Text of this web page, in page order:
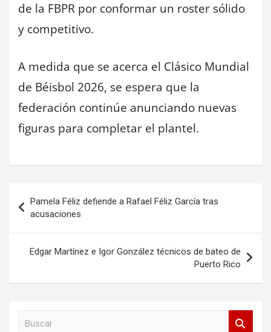
de la FBPR por conformar un roster sólido
y competitivo.
A medida que se acerca el Clásico Mundial
de Béisbol 2026, se espera que la
federación continúe anunciando nuevas
figuras para completar el plantel.
Navegación
de
entradas
Pamela Féliz defiende a Rafael Féliz García tras
acusaciones
Edgar Martínez e Igor González técnicos de bateo de
Puerto Rico